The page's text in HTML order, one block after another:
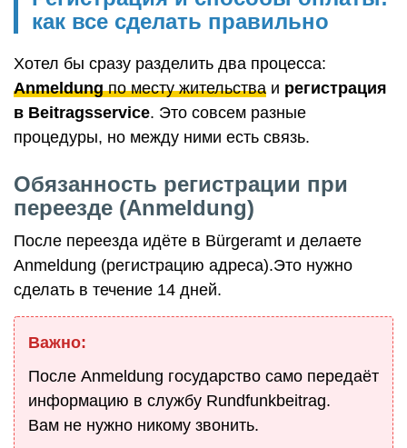
как все сделать правильно
Хотел бы сразу разделить два процесса:
Anmeldungпо месту жительства и регистрация
в Beitragsservice. Это совсем разные
процедуры, но между ними есть связь.
Обязанность регистрации при
переезде (Anmeldung)
После переезда идёте в Bürgeramt и делаете
Anmeldung (регистрацию адреса).Это нужно
сделать в течение 14 дней.
Важно:
После Anmeldung государство само передаёт
информацию в службу Rundfunkbeitrag.
Вам не нужно никому звонить.